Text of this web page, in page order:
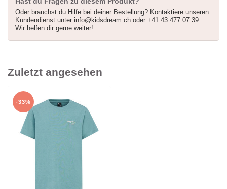
Oder brauchst du Hilfe bei deiner Bestellung? Kontaktiere unseren
Kundendienst unter info@kidsdream.ch oder +41 43 477 07 39.
Wir helfen dir gerne weiter!
Zuletzt angesehen
-33%